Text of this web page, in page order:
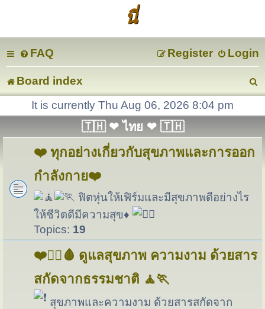
นี่
FAQ Login
Register
Board index
It is currently Thu Aug 06, 2026 8:04 pm
🇹🇭 ❤ ไทย ❤ 🇹🇭
❤️ ทุกอย่างเกี่ยวกับสุขภาพและการออก
กำลังกาย❤️
ฟิตหุ่นให้เฟิร์มและมีสุขภาพดีอย่างไร
ให้ชีวิตดีมีความสุข♦
Topics: 19
❤️🏋️‍♀️🩸 ดูแลสุขภาพ ความงาม ด้วยสาร
สกัดจากธรรมชาติ 🧘🏃
สุขภาพและความงาม ด้วยสารสกัดจาก